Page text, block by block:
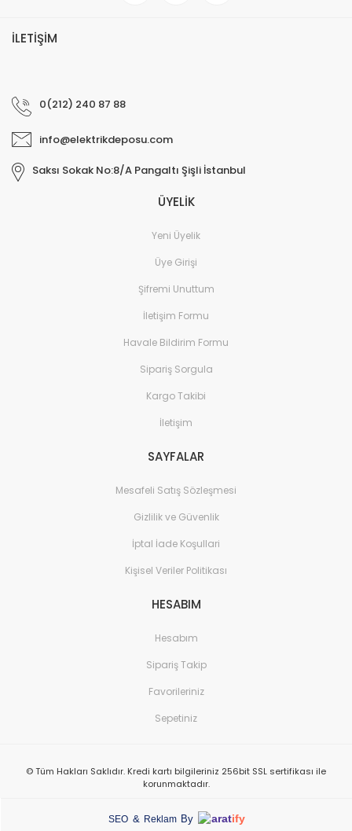
İLETİŞİM
0(212) 240 87 88
info@elektrikdeposu.com
Saksı Sokak No:8/A Pangaltı Şişli İstanbul
ÜYELİK
Yeni Üyelik
Üye Girişi
Şifremi Unuttum
İletişim Formu
Havale Bildirim Formu
Sipariş Sorgula
Kargo Takibi
İletişim
SAYFALAR
Mesafeli Satış Sözleşmesi
Gizlilik ve Güvenlik
İptal İade Koşullari
Kişisel Veriler Politikası
HESABIM
Hesabım
Sipariş Takip
Favorileriniz
Sepetiniz
© Tüm Hakları Saklıdır. Kredi kartı bilgileriniz 256bit SSL sertifikası ile
korunmaktadır.
SEO & Reklam By aratify